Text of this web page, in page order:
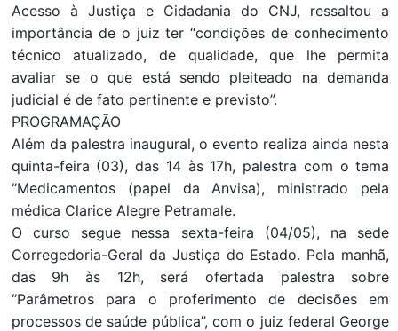
Acesso à Justiça e Cidadania do CNJ, ressaltou a
importância de o juiz ter “condições de conhecimento
técnico atualizado, de qualidade, que lhe permita
avaliar se o que está sendo pleiteado na demanda
judicial é de fato pertinente e previsto”.
PROGRAMAÇÃO
Além da palestra inaugural, o evento realiza ainda nesta
quinta-feira (03), das 14 às 17h, palestra com o tema
“Medicamentos (papel da Anvisa), ministrado pela
médica Clarice Alegre Petramale.
O curso segue nessa sexta-feira (04/05), na sede
Corregedoria-Geral da Justiça do Estado. Pela manhã,
das 9h às 12h, será ofertada palestra sobre
“Parâmetros para o proferimento de decisões em
processos de saúde pública”, com o juiz federal George